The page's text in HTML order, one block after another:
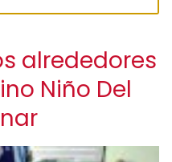
alrededores
Niño Del